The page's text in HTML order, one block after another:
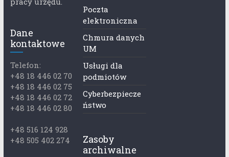
Dane
kontaktowe
Telefon:
+48 18 446 02 70
+48 18 446 02 75
+48 18 446 02 72
+48 18 446 02 80
+48 516 124 928
+48 505 402 274
Poczta
elektroniczna
Chmura danych
UM
Usługi dla
podmiotów
Cyberbezpiecze
ństwo
Zasoby
archiwalne